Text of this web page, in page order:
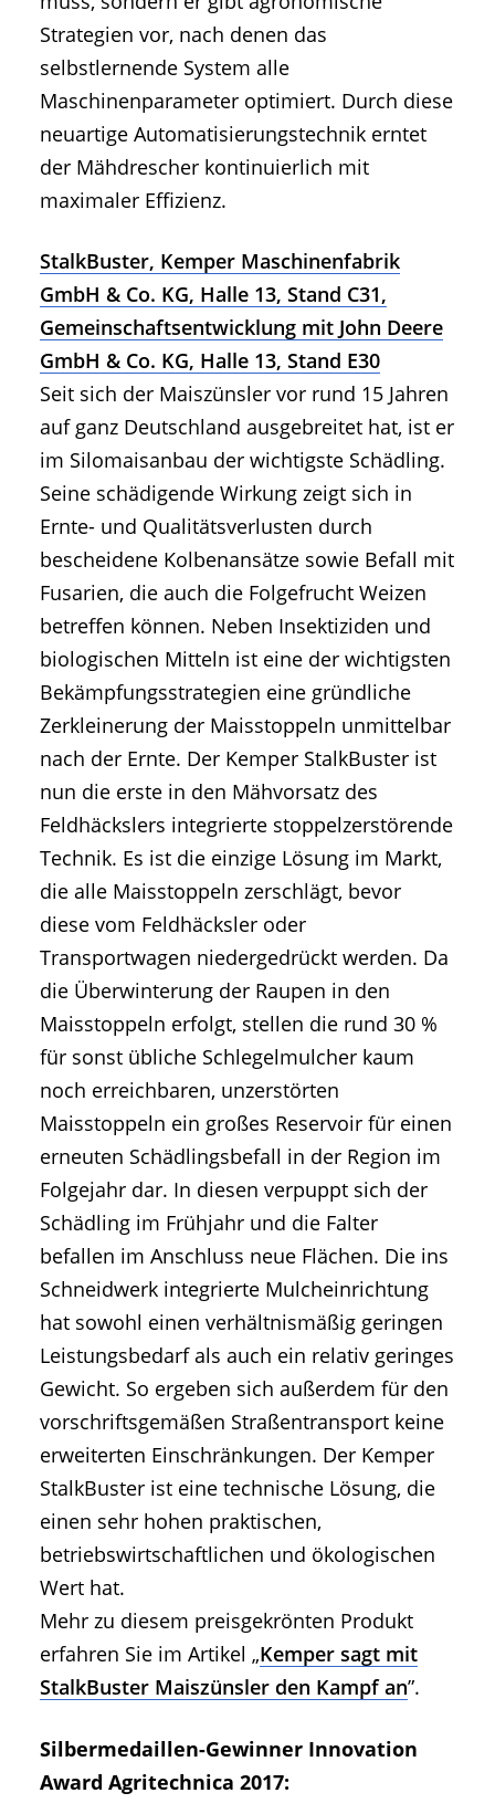
Strategien vor, nach denen das
selbstlernende System alle
Maschinenparameter optimiert. Durch diese
neuartige Automatisierungstechnik erntet
der Mähdrescher kontinuierlich mit
maximaler Effizienz.
StalkBuster, Kemper Maschinenfabrik
GmbH & Co. KG, Halle 13, Stand C31,
Gemeinschaftsentwicklung mit John Deere
GmbH & Co. KG, Halle 13, Stand E30
Seit sich der Maiszünsler vor rund 15 Jahren
auf ganz Deutschland ausgebreitet hat, ist er
im Silomaisanbau der wichtigste Schädling.
Seine schädigende Wirkung zeigt sich in
Ernte- und Qualitätsverlusten durch
bescheidene Kolbenansätze sowie Befall mit
Fusarien, die auch die Folgefrucht Weizen
betreffen können. Neben Insektiziden und
biologischen Mitteln ist eine der wichtigsten
Bekämpfungsstrategien eine gründliche
Zerkleinerung der Maisstoppeln unmittelbar
nach der Ernte. Der Kemper StalkBuster ist
nun die erste in den Mähvorsatz des
Feldhäckslers integrierte stoppelzerstörende
Technik. Es ist die einzige Lösung im Markt,
die alle Maisstoppeln zerschlägt, bevor
diese vom Feldhäcksler oder
Transportwagen niedergedrückt werden. Da
die Überwinterung der Raupen in den
Maisstoppeln erfolgt, stellen die rund 30 %
für sonst übliche Schlegelmulcher kaum
noch erreichbaren, unzerstörten
Maisstoppeln ein großes Reservoir für einen
erneuten Schädlingsbefall in der Region im
Folgejahr dar. In diesen verpuppt sich der
Schädling im Frühjahr und die Falter
befallen im Anschluss neue Flächen. Die ins
Schneidwerk integrierte Mulcheinrichtung
hat sowohl einen verhältnismäßig geringen
Leistungsbedarf als auch ein relativ geringes
Gewicht. So ergeben sich außerdem für den
vorschriftsgemäßen Straßentransport keine
erweiterten Einschränkungen. Der Kemper
StalkBuster ist eine technische Lösung, die
einen sehr hohen praktischen,
betriebswirtschaftlichen und ökologischen
Wert hat.
Mehr zu diesem preisgekrönten Produkt
erfahren Sie im Artikel „Kemper sagt mit
StalkBuster Maiszünsler den Kampf an”.
Silbermedaillen-Gewinner Innovation
Award Agritechnica 2017: